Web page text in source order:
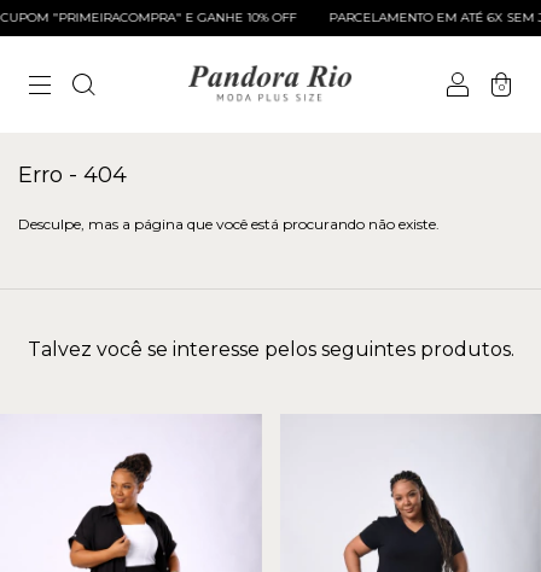
"PRIMEIRACOMPRA" E GANHE 10% OFF PARCELAMENTO EM ATÉ 6X SEM
0
Erro - 404
Desculpe, mas a página que você está procurando não existe.
Talvez você se interesse pelos seguintes produtos.